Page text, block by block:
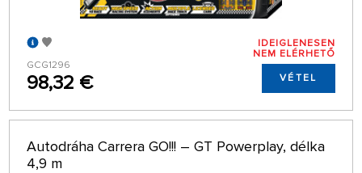
GCG1296
98,32 €
IDEIGLENESEN
NEM ELÉRHETŐ
VÉTEL
Autodráha Carrera GO!!! – GT Powerplay, délka
4,9 m